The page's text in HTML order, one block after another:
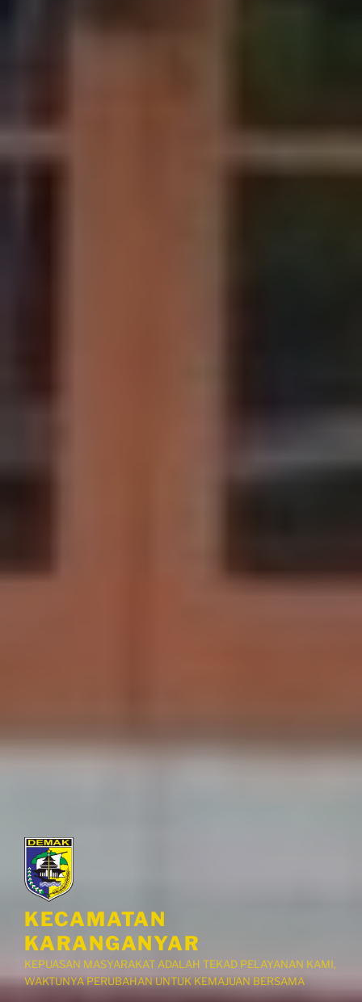
KECAMATAN
KARANGANYAR
KEPUASAN MASYARAKAT ADALAH TEKAD PELAYANAN KAMI,
WAKTUNYA PERUBAHAN UNTUK KEMAJUAN BERSAMA